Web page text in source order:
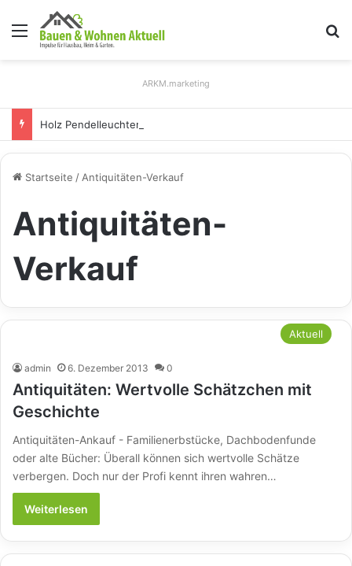
Menü
ARKM.marketing
Startseite / Antiquitäten-Verkauf
Antiquitäten-
Verkauf
Aktuell
admin 6. Dezember 2013 0
Antiquitäten: Wertvolle Schätzchen mit
Geschichte
Antiquitäten-Ankauf - Familienerbstücke, Dachbodenfunde
oder alte Bücher: Überall können sich wertvolle Schätze
verbergen. Doch nur der Profi kennt ihren wahren…
Weiterlesen